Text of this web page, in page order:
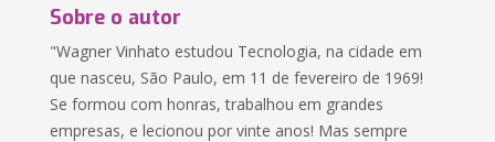
Sobre o autor
"Wagner Vinhato estudou Tecnologia, na cidade em
que nasceu, São Paulo, em 11 de fevereiro de 1969!
Se formou com honras, trabalhou em grandes
empresas, e lecionou por vinte anos! Mas sempre